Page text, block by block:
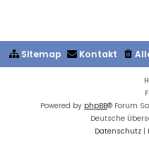
Kontakt
Sitemap
Powered by phpBB® Forum
Deutsche
Datenschutz |